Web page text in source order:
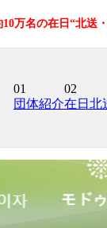
10万名の在日“北送
01
団体紹介
02
在日北